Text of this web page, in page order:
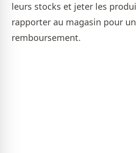
leurs stocks et jeter les
rapporter au magasin pour un
remboursement.